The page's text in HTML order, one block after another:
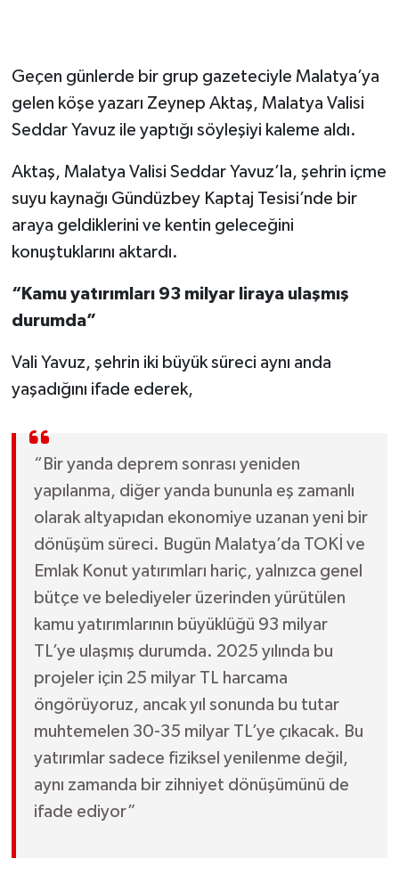
Geçen günlerde bir grup gazeteciyle Malatya’ya
gelen köşe yazarı Zeynep Aktaş, Malatya Valisi
Seddar Yavuz ile yaptığı söyleşiyi kaleme aldı.
Aktaş, Malatya Valisi Seddar Yavuz’la, şehrin içme
suyu kaynağı Gündüzbey Kaptaj Tesisi’nde bir
araya geldiklerini ve kentin geleceğini
konuştuklarını aktardı.
“Kamu yatırımları 93 milyar liraya ulaşmış
durumda”
Vali Yavuz, şehrin iki büyük süreci aynı anda
yaşadığını ifade ederek,
“Bir yanda deprem sonrası yeniden
yapılanma, diğer yanda bununla eş zamanlı
olarak altyapıdan ekonomiye uzanan yeni bir
dönüşüm süreci. Bugün Malatya’da TOKİ ve
Emlak Konut yatırımları hariç, yalnızca genel
bütçe ve belediyeler üzerinden yürütülen
kamu yatırımlarının büyüklüğü 93 milyar
TL’ye ulaşmış durumda. 2025 yılında bu
projeler için 25 milyar TL harcama
öngörüyoruz, ancak yıl sonunda bu tutar
muhtemelen 30-35 milyar TL’ye çıkacak. Bu
yatırımlar sadece fiziksel yenilenme değil,
aynı zamanda bir zihniyet dönüşümünü de
ifade ediyor”